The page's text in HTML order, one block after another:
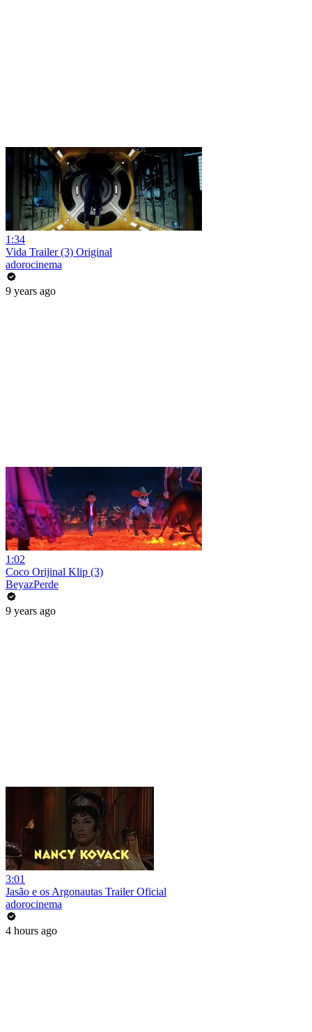
1:34
Vida Trailer (3) Original
adorocinema
9 years ago
1:02
Coco Orijinal Klip (3)
BeyazPerde
9 years ago
3:01
Jasão e os Argonautas Trailer Oficial
adorocinema
4 hours ago